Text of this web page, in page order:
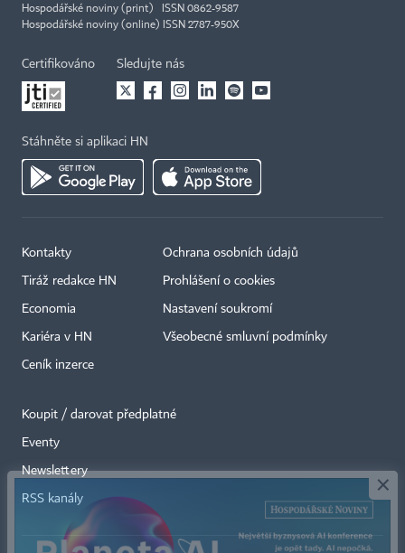
Hospodářské noviny (print) ISSN 0862-9587
Hospodářské noviny (online) ISSN 2787-950X
Certifikováno Sledujte nás
Stáhněte si aplikaci HN
Kontakty
Tiráž redakce HN
Economia
Kariéra v HN
Ceník inzerce
Ochrana osobních údajů
Prohlášení o cookies
Nastavení soukromí
Všeobecné smluvní podmínky
Koupit / darovat předplatné
Eventy
Newslettery
RSS kanály